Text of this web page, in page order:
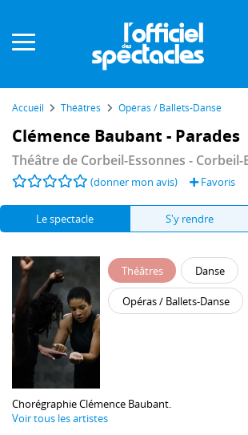
Accueil Théâtres Opéras / Ballets-Danse
Clémence Baubant - Parades
Théâtre de Corbeil-Essonnes - Corbeil-
(donner mon avis) Favoris
Le spectacle S'y rendre
Théâtres Danse
Opéras / Ballets-Danse
ChorégraphieClémence Baubant
Voir tous les artistes